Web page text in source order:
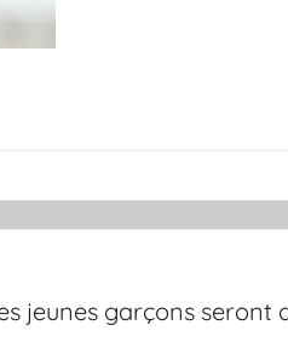
jeunes garçons seront